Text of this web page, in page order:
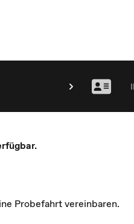
Probefahrt vereinbaren.